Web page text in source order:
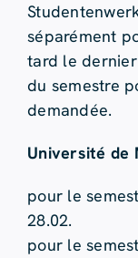
séparément
tard le
du semestre
demandée.
Université de
pour le
28.02.
pour le